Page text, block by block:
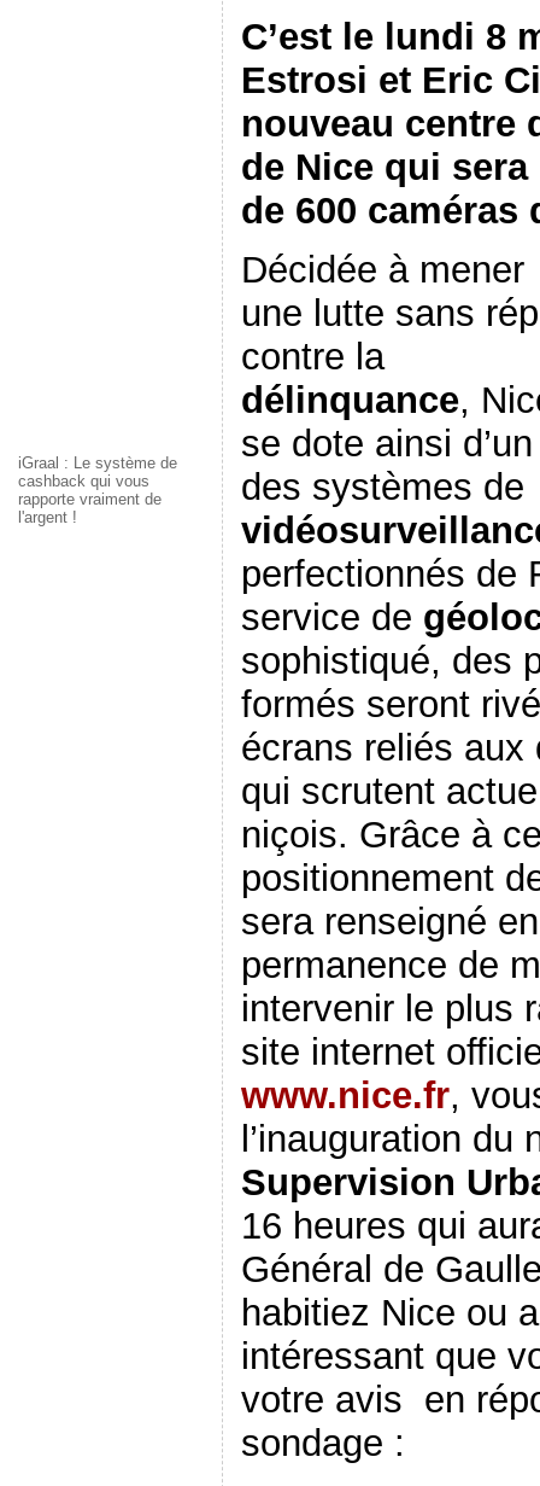
iGraal : Le système de
cashback qui vous
rapporte vraiment de
l'argent !
C’est le lundi 8
Estrosi et Eric
nouveau centre
de Nice qui
de 600 caméras
Décidée à mener
une lutte sans
contre la
délinquance,
se dote ainsi d’un
des systèmes de
perfectionnés de
service de
sophistiqué, des
formés seront
écrans reliés aux
qui scrutent
niçois. Grâce à
positionnement
sera renseigné
permanence de
intervenir le plus
site internet
www.nice.fr,
l’inauguration du
Supervision
16 heures qui
Général de
habitiez Nice ou
intéressant que
votre avis en
sondage :